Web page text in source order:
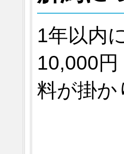
1年以内
10,000
料が掛か